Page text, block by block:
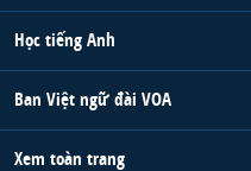
Học tiếng Anh
Ban Việt ngữ đài VOA
Xem toàn trang